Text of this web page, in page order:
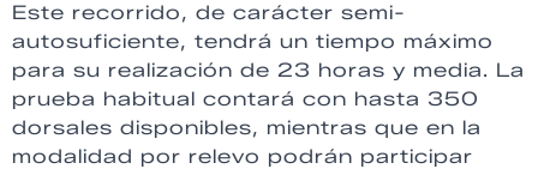
Este recorrido, de carácter semi-
autosuficiente, tendrá un tiempo máximo
para su realización de 23 horas y media. La
prueba habitual contará con hasta 350
dorsales disponibles, mientras que en la
modalidad por relevo podrán participar